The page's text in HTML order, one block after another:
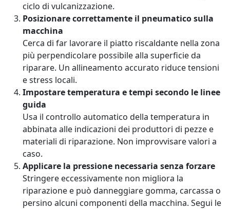
ciclo di vulcanizzazione.
Posizionare correttamente il pneumatico sulla
macchina
Cerca di far lavorare il piatto riscaldante nella zona
più perpendicolare possibile alla superficie da
riparare. Un allineamento accurato riduce tensioni
e stress locali.
Impostare temperatura e tempi secondo le linee
guida
Usa il controllo automatico della temperatura in
abbinata alle indicazioni dei produttori di pezze e
materiali di riparazione. Non improvvisare valori a
caso.
Applicare la pressione necessaria senza forzare
Stringere eccessivamente non migliora la
riparazione e può danneggiare gomma, carcassa o
persino alcuni componenti della macchina. Segui le